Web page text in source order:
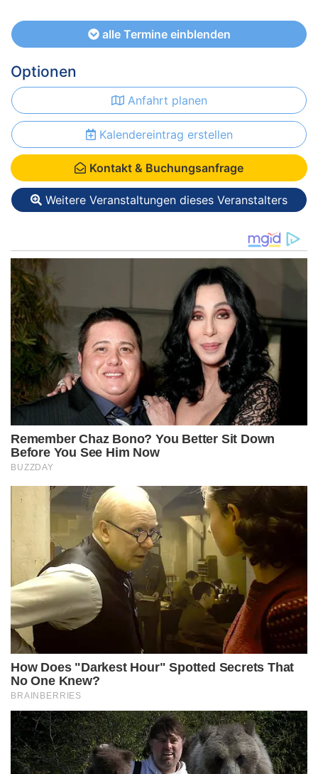
alle Termine einblenden
Optionen
Anfahrt planen
Kalendereintrag erstellen
Kontakt & Buchungsanfrage
Weitere Veranstaltungen dieses Veranstalters